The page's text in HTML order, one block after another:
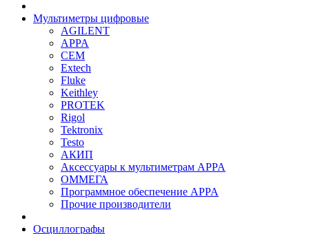
Мультиметры цифровые
AGILENT
APPA
CEM
Extech
Fluke
Keithley
PROTEK
Rigol
Tektronix
Testo
АКИП
Аксессуары к мультиметрам APPA
ОММЕГА
Программное обеспечение APPA
Прочие производители
Осциллографы